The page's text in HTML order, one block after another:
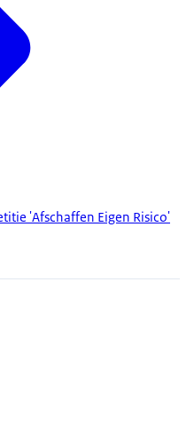
'Afschaffen Eigen Risico'